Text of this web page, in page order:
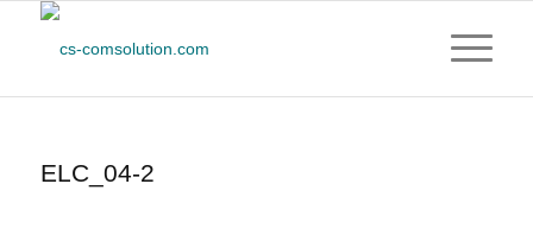
ELC_04-2